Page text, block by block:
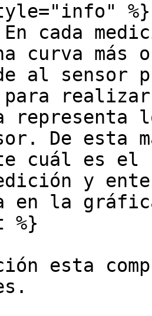
%}
cada
curva más
al sensor
realizar
representa
De esta
cuál es
y
en la
%}
esta